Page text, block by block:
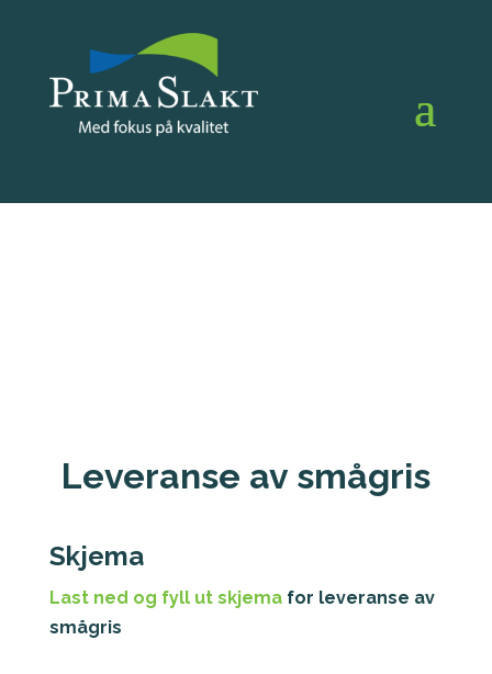
Leveranse av smågris
Skjema
Last ned og fyll ut skjemafor leveranse av
smågris